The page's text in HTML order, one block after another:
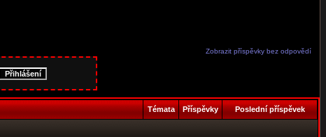
Zobrazit příspěvky bez odpovědí
Témata Příspěvky Poslední příspěvek